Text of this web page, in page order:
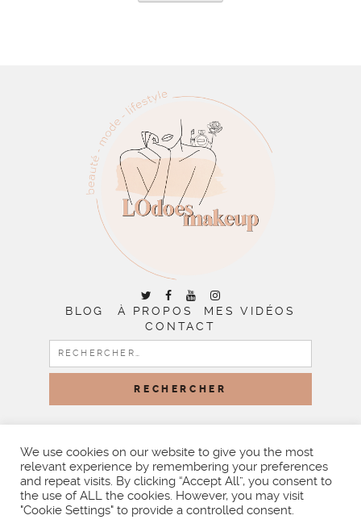
BLOG À PROPOS
MES VIDÉOS
CONTACT
RECHERCHER :
BY LITTLE THEME SHOP
We use cookies on our website to give you the most
relevant experience by remembering your preferences
and repeat visits. By clicking “Accept All”, you consent to
the use of ALL the cookies. However, you may visit
"Cookie Settings" to provide a controlled consent.